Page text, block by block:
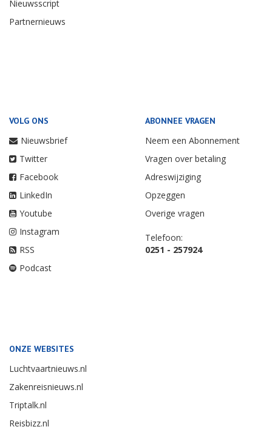
Nieuwsscript
Partnernieuws
VOLG ONS
Nieuwsbrief
Twitter
Facebook
LinkedIn
Youtube
Instagram
RSS
Podcast
ABONNEE VRAGEN
Neem een Abonnement
Vragen over betaling
Adreswijziging
Opzeggen
Overige vragen
Telefoon:
0251 - 257924
ONZE WEBSITES
Luchtvaartnieuws.nl
Zakenreisnieuws.nl
Triptalk.nl
Reisbizz.nl